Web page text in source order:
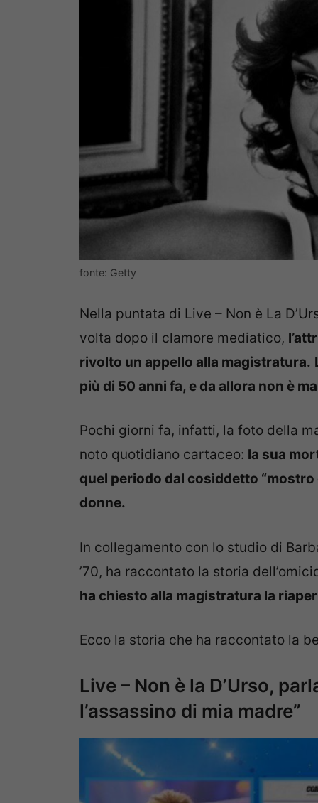
fonte: Getty
Nella puntata di Live – Non è La
volta dopo il clamore mediatico,
rivolto un appello alla magistratura.
più di 50 anni fa, e da allora non è
Pochi giorni fa, infatti, la foto della
noto quotidiano cartaceo: la sua
quel periodo dal cosìddetto “mostro
donne.
In collegamento con lo studio di
’70, ha raccontato la storia
ha chiesto alla magistratura la
Ecco la storia che ha raccontato la
Live – Non è la D’Urso,
l’assassino di mia madre”